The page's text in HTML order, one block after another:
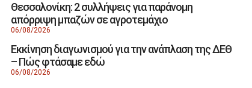
Θεσσαλονίκη: 2 συλλήψεις για παράνομη
απόρριψη μπαζών σε αγροτεμάχιο
06/08/2026
Εκκίνηση διαγωνισμού για την ανάπλαση της ΔΕΘ
– Πώς φτάσαμε εδώ
06/08/2026